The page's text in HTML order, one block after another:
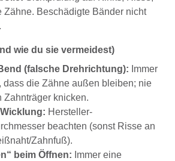
Zähne. Beschädigte Bänder nicht
wie du sie vermeidest)
(falsche Drehrichtung): Immer
dass die Zähne außen bleiben; nie
Zahnträger knicken.
Hersteller-
beachten (sonst Risse an
Zahnfuß).
beim Öffnen: Immer eine